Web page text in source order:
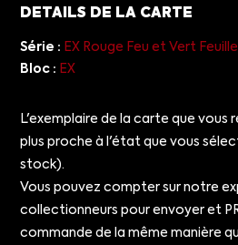
DETAILS DE LA CARTE
Série : EX Rouge Feu et Vert Feuille
Bloc : EX
L'exemplaire de la carte que vous
plus proche à l'état que vous
stock).
Vous pouvez compter sur notre
collectionneurs pour envoyer et
commande de la même manière